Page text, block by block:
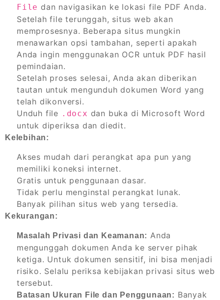
File dan navigasikan ke lokasi file PDF Anda.
Setelah file terunggah, situs web akan
memprosesnya. Beberapa situs mungkin
menawarkan opsi tambahan, seperti apakah
Anda ingin menggunakan OCR untuk PDF hasil
pemindaian.
Setelah proses selesai, Anda akan diberikan
tautan untuk mengunduh dokumen Word yang
telah dikonversi.
Unduh file .docx dan buka di Microsoft Word
untuk diperiksa dan diedit.
Kelebihan:
Akses mudah dari perangkat apa pun yang
memiliki koneksi internet.
Gratis untuk penggunaan dasar.
Tidak perlu menginstal perangkat lunak.
Banyak pilihan situs web yang tersedia.
Kekurangan:
Masalah Privasi dan Keamanan: Anda
mengunggah dokumen Anda ke server pihak
ketiga. Untuk dokumen sensitif, ini bisa menjadi
risiko. Selalu periksa kebijakan privasi situs web
tersebut.
Batasan Ukuran File dan Penggunaan: Banyak